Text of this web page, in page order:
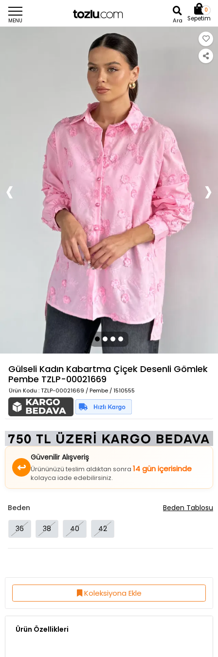
MENU Ara
0
Sepetim
Gülseli Kadın Kabartma Çiçek Desenli Gömlek
Pembe TZLP-00021669
Ürün Kodu : TZLP-00021669 / Pembe / 1510555
↩
Güvenilir Alışveriş
Ürününüzü teslim aldıktan sonra 14 gün içerisinde
kolayca iade edebilirsiniz.
Beden
36 38 40 42
Beden Tablosu
Koleksiyona Ekle
Ürün Özellikleri